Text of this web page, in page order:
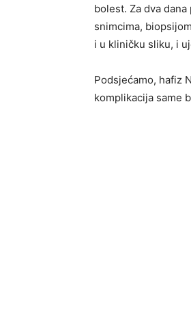
bolest. Za dva
snimcima,
i u kliničku sliku, i
Podsjećamo, hafiz
komplikacija same